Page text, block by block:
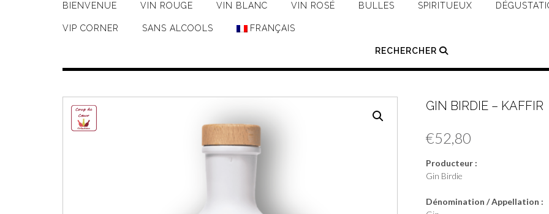
BIENVENUE VIN ROUGE VIN BLANC VIN ROSÉ BULLES SPIRITUEUX
VIP CORNER SANS ALCOOLS FRANÇAIS
RECHERCHER
GIN BIRDIE – KAFFIR
€52,80
Producteur :
Gin Birdie
Dénomination / Appellation :